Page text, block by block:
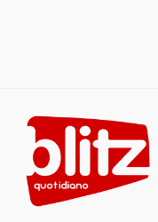
content